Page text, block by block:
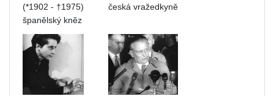
(*1902 - †1975)
španělský kněz
česká vražedkyně